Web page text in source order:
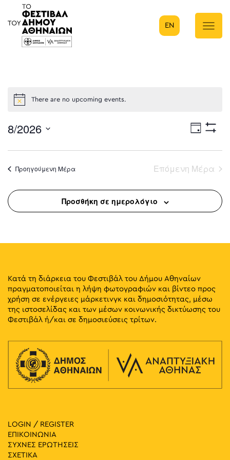
Κύρια πλοήγηση
EN
There are no upcoming events.
Ημέρα
8/2026
date.
Προηγούμενη Μέρα Επόμενη Μέρα
Προσθήκη σε ημερολόγιο
Κατά τη διάρκεια του Φεστιβάλ του Δήμου Αθηναίων
πραγματοποιείται η λήψη φωτογραφιών και βίντεο προς
χρήση σε ενέργειες μάρκετινγκ και δημοσιότητας, μέσω
της ιστοσελίδας και των μέσων κοινωνικής δικτύωσης του
Φεστιβάλ ή/και σε δημοσιεύσεις τρίτων.
LOGIN / REGISTER
ΕΠΙΚΟΙΝΩΝΙΑ
ΣΥΧΝΕΣ ΕΡΩΤΗΣΕΙΣ
ΣΧΕΤΙΚΑ